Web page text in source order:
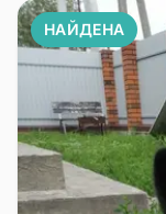
НАЙДЕНА